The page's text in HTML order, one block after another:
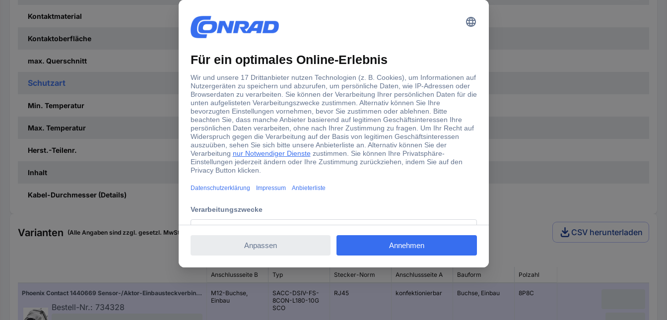
Kontaktmaterial
Kontaktoberfläche
max. Querschnitt 0.14 mm²
Schutzart IP67
Min. Temperatur -40 °C
Max. Temperatur +80 °C
Herst.-Teilenr. 1440669
Inhalt
Kabel-Durchmesser (Details)
Varianten (Alle Angaben sind zzgl. gesetzl. MwSt., zzgl. Versand) CSV herunterladen
Anschlussseite B Typ Stecker-Norm Anschlussseite A Bauform Polzahl
Phoenix Contact 1440669 Sensor-/Aktor-Einbausteckverbinder M12 Buchse, Einbau Polzahl Sensoren: 8P8C 1 St.
Bestell-Nr.: 734328
M12-Buchse,
Einbau
SACC-DSIV-FS-
8CON-L180-10G
SCO
RJ45 konfektionierbar Buchse, Einbau 8P8C